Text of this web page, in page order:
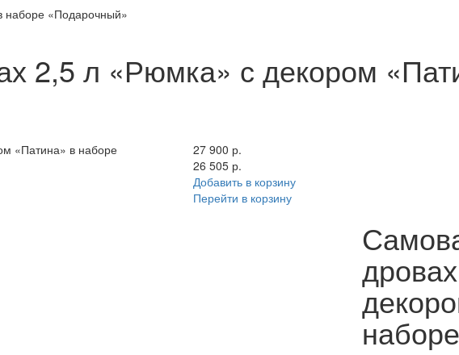
наборе «Подарочный»
2,5 л «Рюмка» с декором
«Патина» в наборе
27 900 р.
26 505 р.
Добавить в корзину
Перейти в корзину